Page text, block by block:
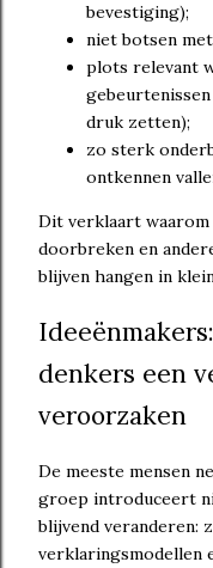
bevestiging);
niet botsen
plots relevant
druk zetten);
zo sterk
ontkennen
Dit verklaart
doorbreken en
blijven hangen in
denkers een
veroorzaken
De meeste mensen
groep introduceert
blijvend veranderen:
verklaringsmodellen